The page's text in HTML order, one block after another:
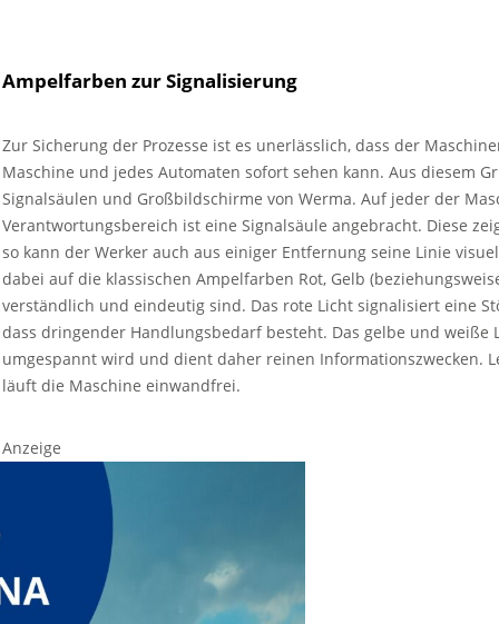
Ampelfarben zur Signalisierung
Zur Sicherung der Prozesse ist es unerlässlich, dass der
Maschine und jedes Automaten sofort sehen kann. Aus diesem
Signalsäulen und Großbildschirme von Werma. Auf jeder der
Verantwortungsbereich ist eine Signalsäule angebracht. Diese
so kann der Werker auch aus einiger Entfernung seine Linie
dabei auf die klassischen Ampelfarben Rot, Gelb
verständlich und eindeutig sind. Das rote Licht signalisiert eine
dass dringender Handlungsbedarf besteht. Das gelbe und weiße
umgespannt wird und dient daher reinen Informationszwecken.
läuft die Maschine einwandfrei.
Anzeige